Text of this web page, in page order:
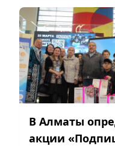
В Алматы
акции